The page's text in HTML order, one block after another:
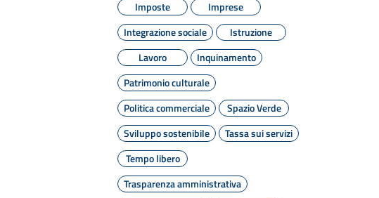
Imposte
Imprese
Integrazione sociale
Istruzione
Lavoro
Inquinamento
Patrimonio culturale
Politica commerciale
Spazio Verde
Sviluppo sostenibile
Tassa sui servizi
Tempo libero
Trasparenza amministrativa